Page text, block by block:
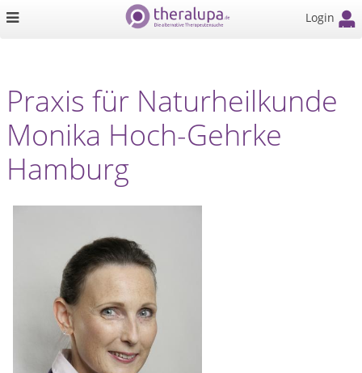
Login
Praxis für Naturheilkunde
Monika Hoch-Gehrke
Hamburg